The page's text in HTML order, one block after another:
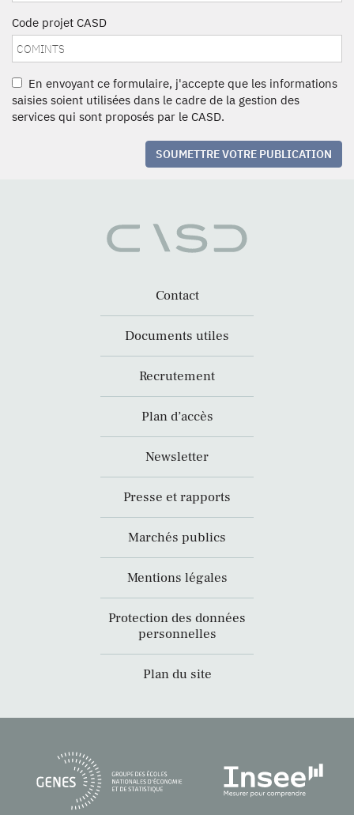
Code projet CASD
En envoyant ce formulaire, j'accepte que les informations
saisies soient utilisées dans le cadre de la gestion des
services qui sont proposés par le CASD.
SOUMETTRE VOTRE PUBLICATION
Contact
Documents utiles
Recrutement
Plan d’accès
Newsletter
Presse et rapports
Marchés publics
Mentions légales
Protection des données
personnelles
Plan du site